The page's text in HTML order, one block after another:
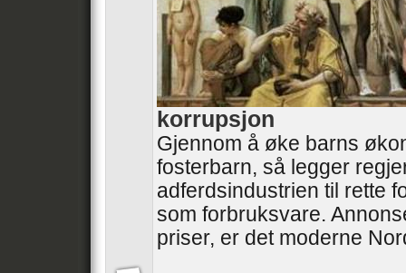
korrupsjon
Gjennom å øke barns
fosterbarn, så legger
adferdsindustrien til rette
som forbruksvare.
priser, er det moderne